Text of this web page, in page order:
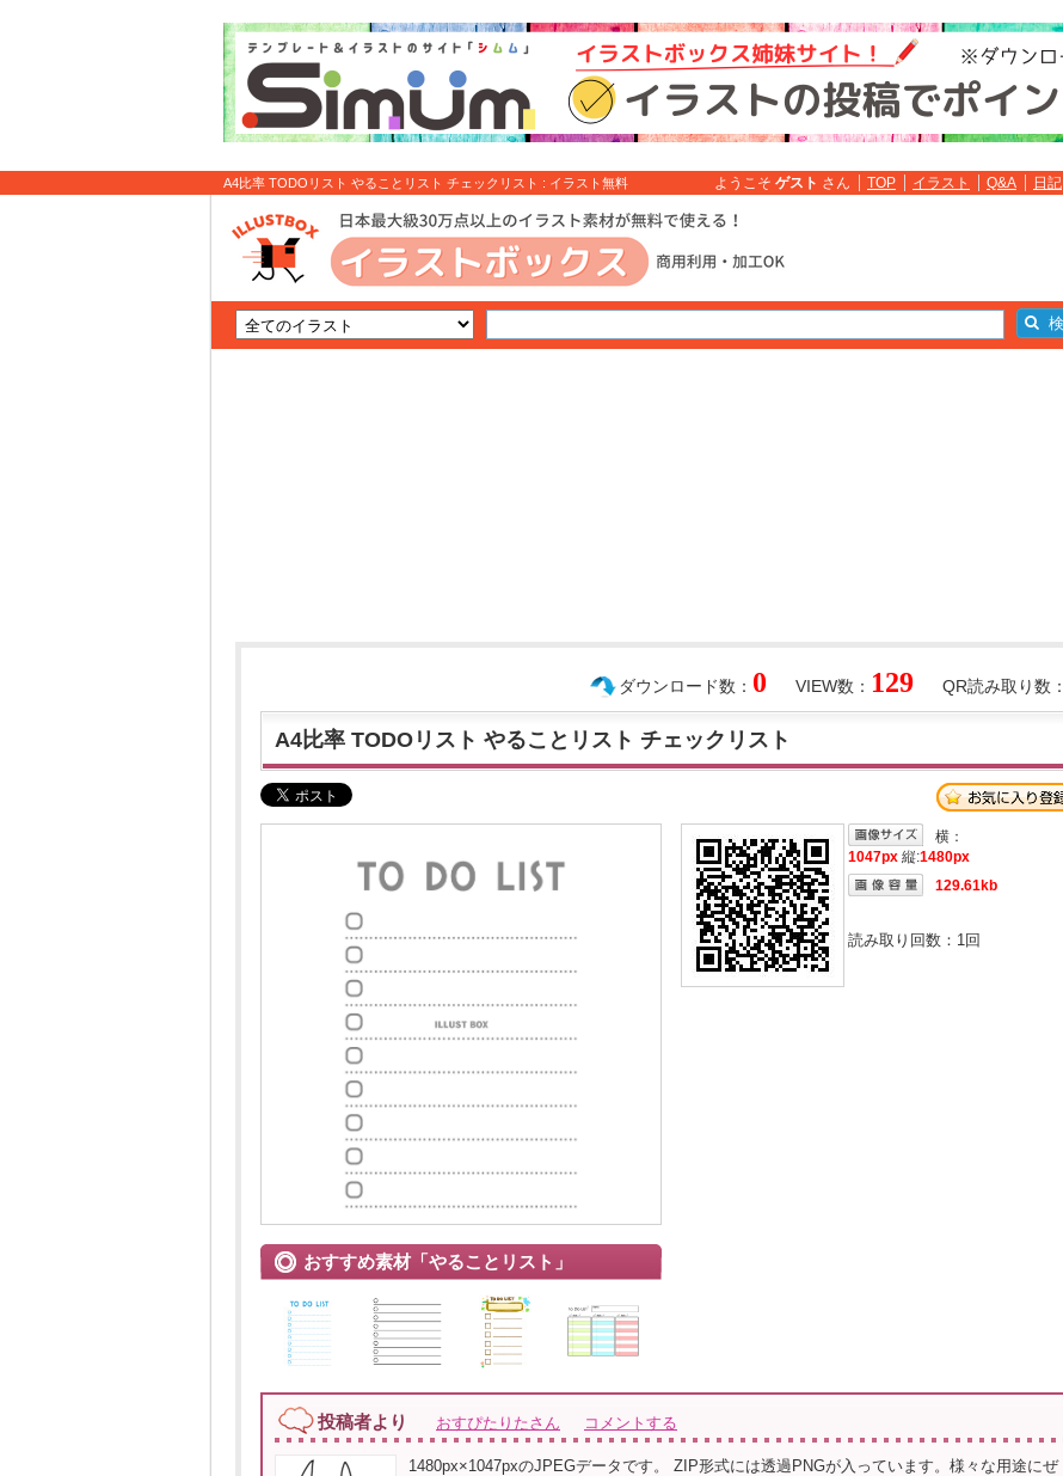
A4比率 TODOリスト やることリスト チェックリスト : イラスト無料 ようこそ ゲスト さん TOP イラスト Q&A 日記
QR読み取り数：
VIEW数： 129
ダウンロード数： 0
A4比率 TODOリスト やることリスト チェックリスト
おすすめ素材「やることリスト」
横：
1047px 縦:1480px
129.61kb
読み取り回数： 1回
投稿者より おすぴたりたさん コメントする
1480px×1047pxのJPEGデータです。 ZIP形式には透過PNGが入っています。様々な用途にぜ